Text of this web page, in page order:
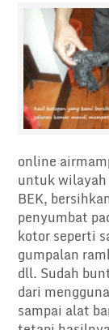
online
untuk
BEK,
penyumbat
kotor seperti
gumpalan
dll. Sudah
dari
sampai alat